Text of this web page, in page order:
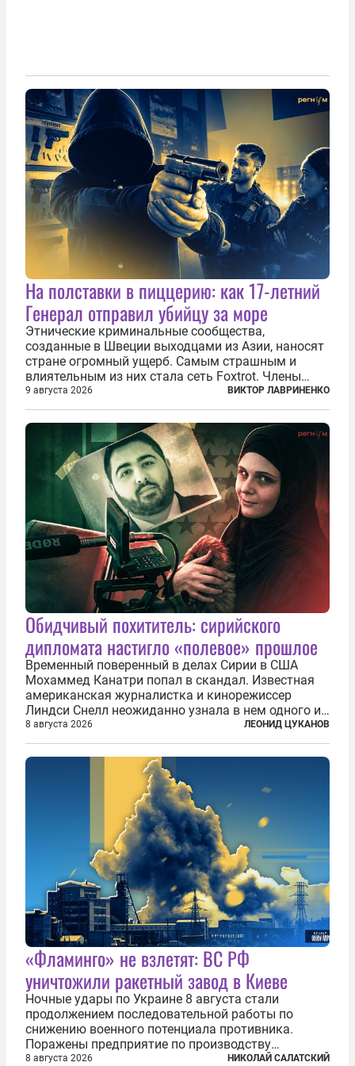
На полставки в пиццерию: как 17-летний
Генерал отправил убийцу за море
Этнические криминальные сообщества,
созданные в Швеции выходцами из Азии, наносят
стране огромный ущерб. Самым страшным и
влиятельным из них стала сеть Foxtrot. Члены
этой сети не только убивают и грабят шведов,
подсаживают их на наркотики, но и совершают
нечто еще даже более страшное — массово...
9 августа 2026 ВИКТОР ЛАВРИНЕНКО
Обидчивый похититель: сирийского
дипломата настигло «полевое» прошлое
Временный поверенный в делах Сирии в США
Мохаммед Канатри попал в скандал. Известная
американская журналистка и кинорежиссер
Линдси Снелл неожиданно узнала в нем одного из
бандитов, похитивших ее в сирийском Алеппо в
2016 году. Журналистка убеждена, что Канатри, в
то время известный под подпольным...
8 августа 2026 ЛЕОНИД ЦУКАНОВ
«Фламинго» не взлетят: ВС РФ
уничтожили ракетный завод в Киеве
Ночные удары по Украине 8 августа стали
продолжением последовательной работы по
снижению военного потенциала противника.
Поражены предприятие по производству
крылатых ракет, крупный склад топлива и два
8 августа 2026 НИКОЛАЙ САЛАТСКИЙ